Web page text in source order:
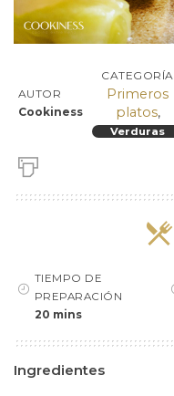
AUTOR
Cookiness
CATEGORÍA
Primeros
platos,
Verduras
TIEMPO DE
PREPARACIÓN
20 mins
Ingredientes